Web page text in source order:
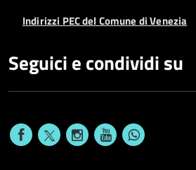
Indirizzi PEC del Comune di Venezia
Seguici e condividi su